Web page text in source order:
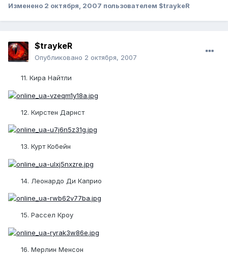
Изменено 2 октября, 2007 пользователем $traykeR
$traykeR
Опубликовано 2 октября, 2007
11. Кира Найтли
12. Кирстен Дарнст
13. Курт Кобейн
14. Леонардо Ди Каприо
15. Рассел Кроу
16. Мерлин Менсон